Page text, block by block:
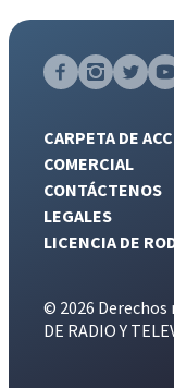
CARPETA DE
COMERCIAL
CONTÁCTENOS
LEGALES
LICENCIA DE
© 2026 Derechos
DE RADIO Y